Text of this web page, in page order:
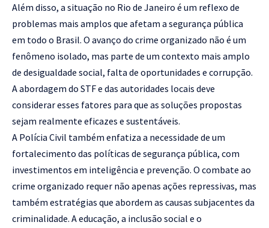
Além disso, a situação no Rio de Janeiro é um reflexo de
problemas mais amplos que afetam a segurança pública
em todo o Brasil. O avanço do crime organizado não é um
fenômeno isolado, mas parte de um contexto mais amplo
de desigualdade social, falta de oportunidades e corrupção.
A abordagem do STF e das autoridades locais deve
considerar esses fatores para que as soluções propostas
sejam realmente eficazes e sustentáveis.
A Polícia Civil também enfatiza a necessidade de um
fortalecimento das políticas de segurança pública, com
investimentos em inteligência e prevenção. O combate ao
crime organizado requer não apenas ações repressivas, mas
também estratégias que abordem as causas subjacentes da
criminalidade. A educação, a inclusão social e o